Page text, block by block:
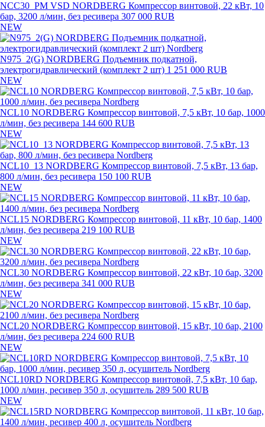
NCC30_PM VSD NORDBERG Компрессор винтовой, 22 кВт, 10
бар, 3200 л/мин, без ресивера 307 000 RUB
NEW
N975_2(G) NORDBERG Подъемник подкатной,
электрогидравлический (комплект 2 шт) 1 251 000 RUB
NEW
NCL10 NORDBERG Компрессор винтовой, 7,5 кВт, 10 бар, 1000
л/мин, без ресивера 144 600 RUB
NEW
NCL10_13 NORDBERG Компрессор винтовой, 7,5 кВт, 13 бар,
800 л/мин, без ресивера 150 100 RUB
NEW
NCL15 NORDBERG Компрессор винтовой, 11 кВт, 10 бар, 1400
л/мин, без ресивера 219 100 RUB
NEW
NCL30 NORDBERG Компрессор винтовой, 22 кВт, 10 бар, 3200
л/мин, без ресивера 341 000 RUB
NEW
NCL20 NORDBERG Компрессор винтовой, 15 кВт, 10 бар, 2100
л/мин, без ресивера 224 600 RUB
NEW
NCL10RD NORDBERG Компрессор винтовой, 7,5 кВт, 10 бар,
1000 л/мин, ресивер 350 л, осушитель 289 500 RUB
NEW